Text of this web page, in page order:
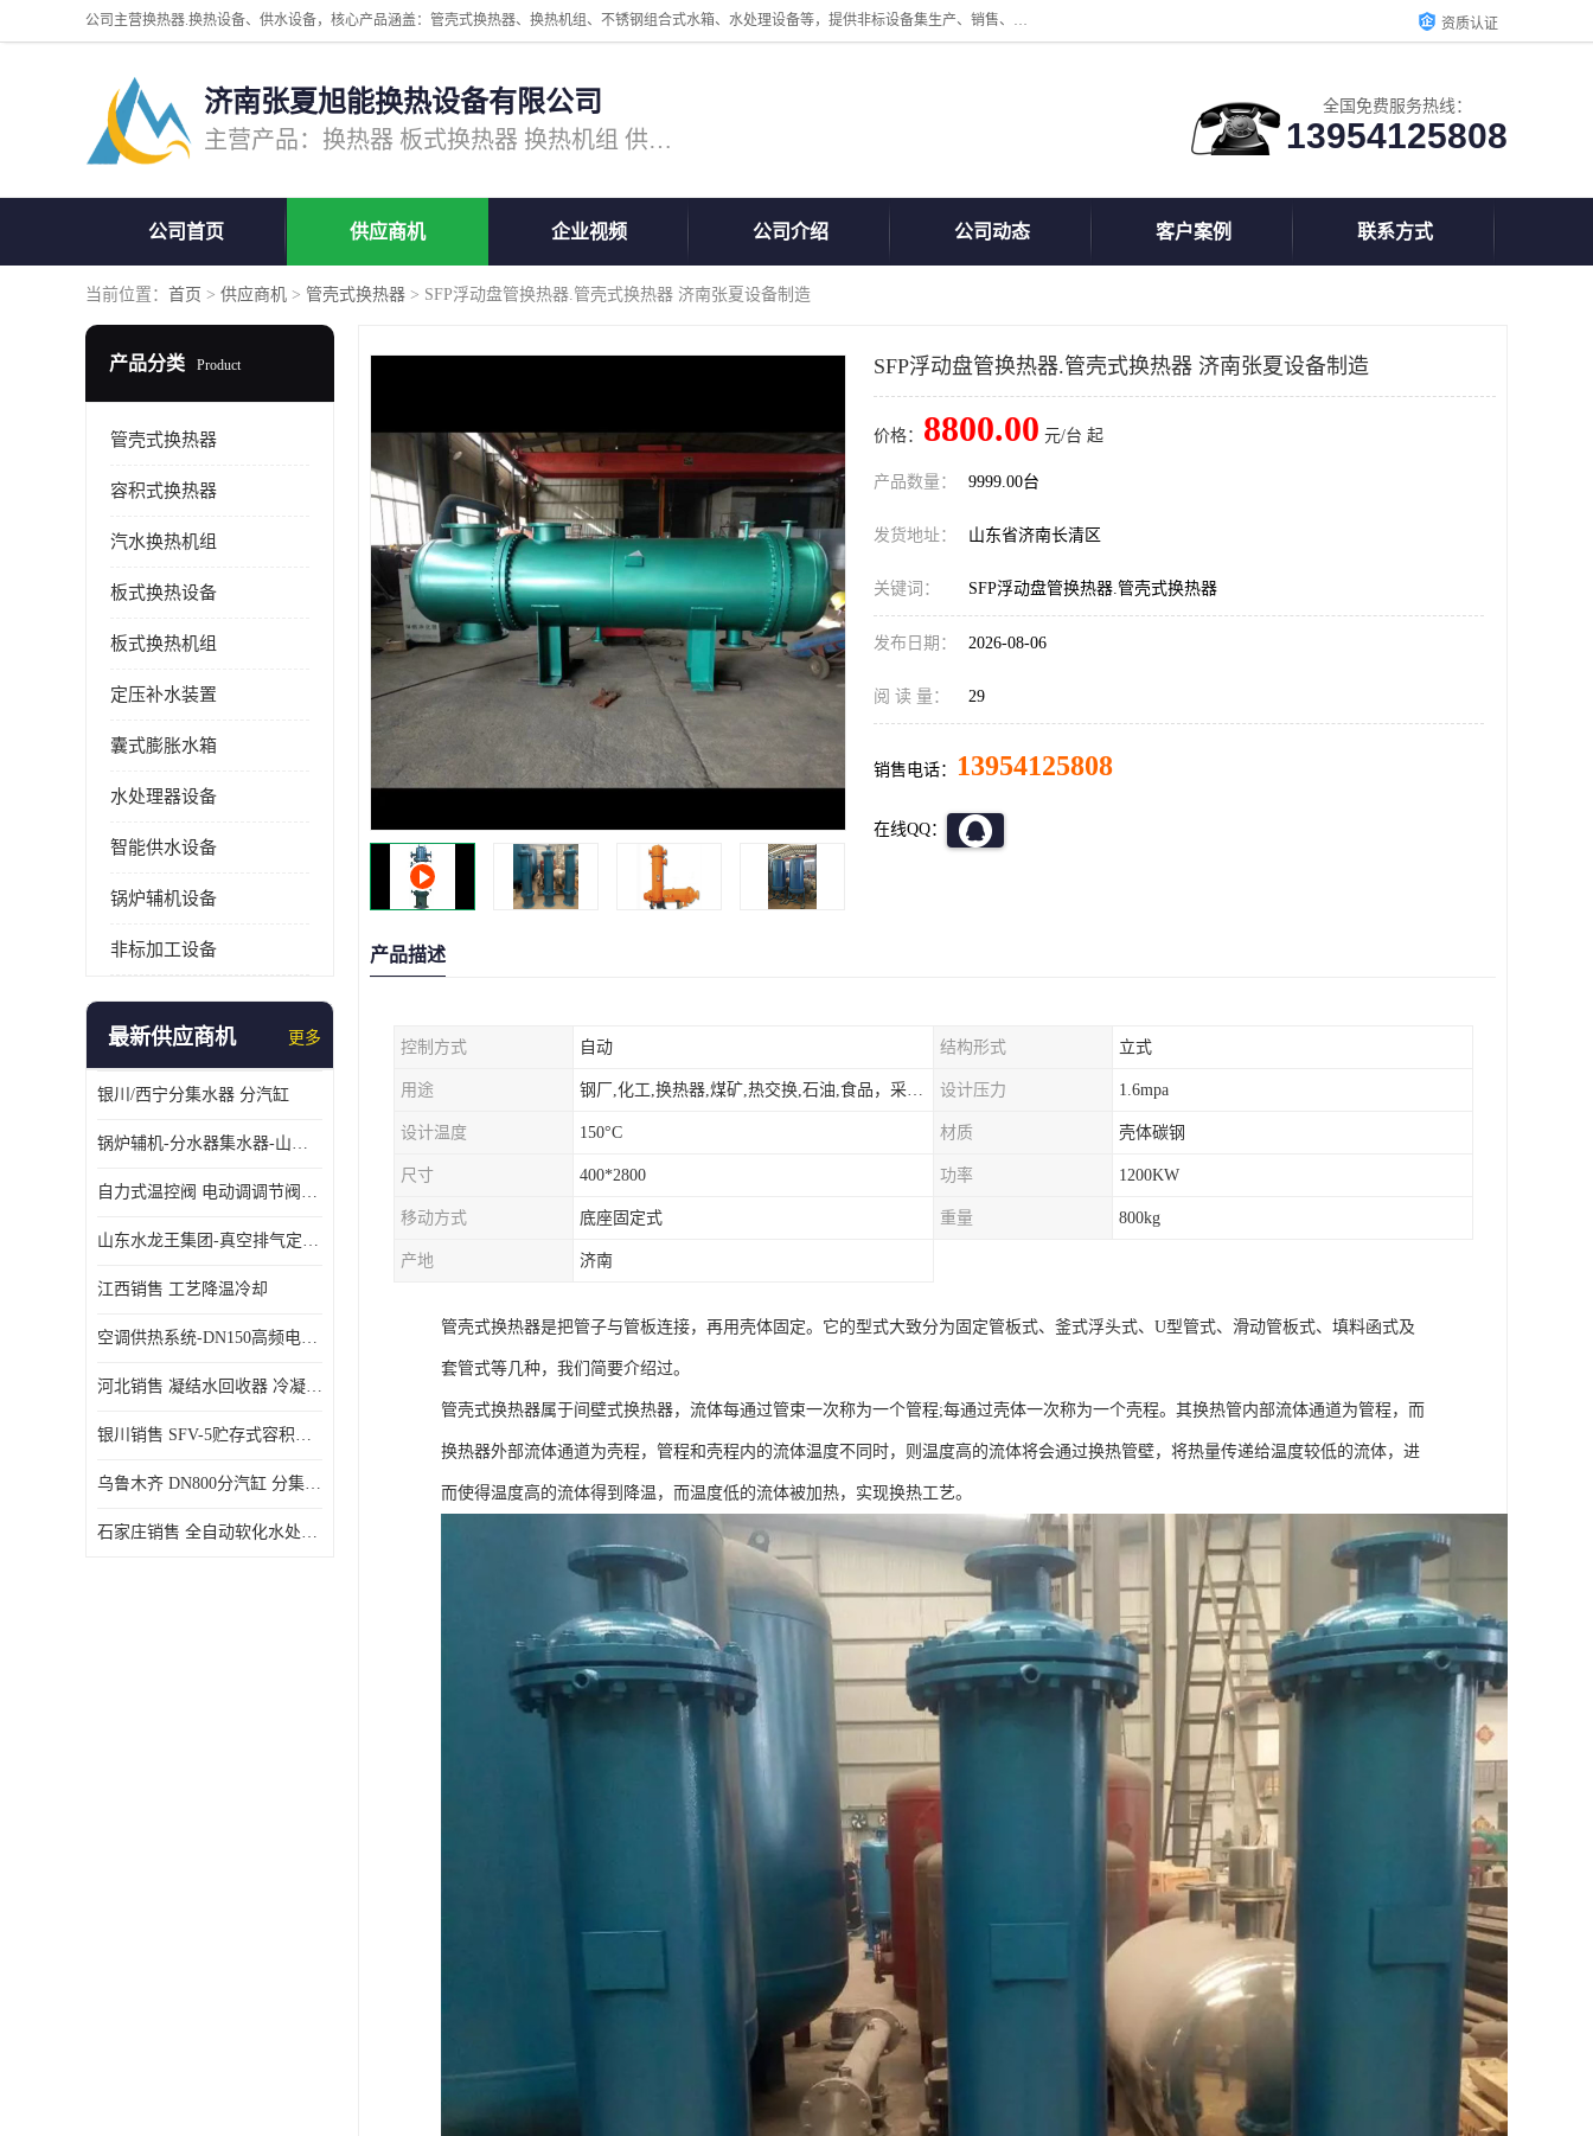
公司主营换热器.换热设备、供水设备，核心产品涵盖：管壳式换热器、换热机组、不锈钢组合式水箱、水处理设备等，提供非标设备集生产、销售、安装一体化服务，可满足全国酒店、学校、医院、商业综合体、工业项目等多场景换热与供水需求。 资质认证
济南张夏旭能换热设备有限公司
主营产品：换热器 板式换热器 换热机组 供水设备 水处理设备
全国免费服务热线：
13954125808
公司首页 供应商机 企业视频 公司介绍 公司动态 客户案例 联系方式
当前位置： 首页 > 供应商机 > 管壳式换热器 > SFP浮动盘管换热器.管壳式换热器 济南张夏设备制造
产品分类 Product
管壳式换热器
容积式换热器
汽水换热机组
板式换热设备
板式换热机组
定压补水装置
囊式膨胀水箱
水处理器设备
智能供水设备
锅炉辅机设备
非标加工设备
最新供应商机 更多
银川/西宁分集水器 分汽缸
锅炉辅机-分水器集水器-山东龙源供热设备
自力式温控阀 电动调调节阀温控阀-济南张夏水暖设备
山东水龙王集团-真空排气定压机组
江西销售 工艺降温冷却
空调供热系统-DN150高频电子水除垢仪
河北销售 凝结水回收器 冷凝水回收器
银川销售 SFV-5贮存式容积式换热器
乌鲁木齐 DN800分汽缸 分集水器
石家庄销售 全自动软化水处理器
SFP浮动盘管换热器.管壳式换热器 济南张夏设备制造
价格： 8800.00 元/台 起
产品数量： 9999.00台
发货地址： 山东省济南长清区
关键词： SFP浮动盘管换热器.管壳式换热器
发布日期： 2026-08-06
阅 读 量： 29
销售电话： 13954125808
在线QQ：
产品描述
控制方式 自动 结构形式 立式
用途 钢厂,化工,换热器,煤矿,热交换,石油,食品，采暖.供热.空调。 设计压力 1.6mpa
设计温度 150°C 材质 壳体碳钢
尺寸 400*2800 功率 1200KW
移动方式 底座固定式 重量 800kg
产地 济南
管壳式换热器是把管子与管板连接，再用壳体固定。它的型式大致分为固定管板式、釜式浮头式、U型管式、滑动管板式、填料函式及
套管式等几种，我们简要介绍过。
管壳式换热器属于间壁式换热器，流体每通过管束一次称为一个管程;每通过壳体一次称为一个壳程。其换热管内部流体通道为管程，而
换热器外部流体通道为壳程，管程和壳程内的流体温度不同时，则温度高的流体将会通过换热管壁，将热量传递给温度较低的流体，进
而使得温度高的流体得到降温，而温度低的流体被加热，实现换热工艺。